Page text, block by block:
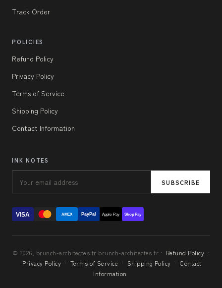
Track Order
POLICIES
Refund Policy
Privacy Policy
Terms of Service
Shipping Policy
Contact Information
INK NOTES
SUBSCRIBE
VISA AMEX PayPal Apple Pay Shop Pay
© 2026, brunch-architectes.fr brunch-architectes.fr · Refund Policy ·
Privacy Policy · Terms of Service · Shipping Policy · Contact
Information